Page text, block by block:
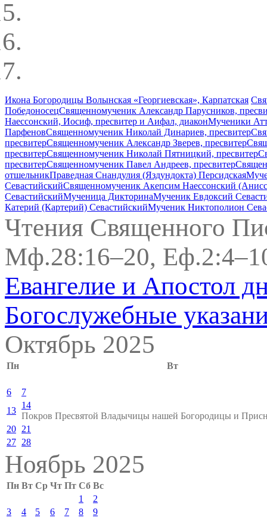
Икона Богородицы Волынская «Георгиевская», Карпатская
ПобедоносецСвященномученик Александр Парусников,
Наессонский, Иосиф, пресвитер и Аифал, диаконМученики
ПарфеновСвященномученик Николай Динариев, пресвитер
пресвитерСвященномученик Александр Зверев, пресвитер
пресвитерСвященномученик Николай Пятницкий, пресвитер
пресвитерСвященномученик Павел Андреев, пресвитер
отшельникПраведная Снандулия (Яздундокта) Персидская
СевастийскийСвященномученик Акепсим Наессонский
СевастийскийМученица ДикторинаМученик Евдоксий
Катерий (Картерий) СевастийскийМученик Никтополион
Чтения Священного
Мф.28:16–20,
Евангелие и Апостол
Богослужебные
Октябрь 2025
Пн Вт
6
7
13
14
Покров Пресвятой Владычицы нашей Богородицы и
20 21
27 28
Ноябрь 2025
Пн Вт Ср Чт Пт Сб Вс
1
2
3
4 5 6 7 8
9